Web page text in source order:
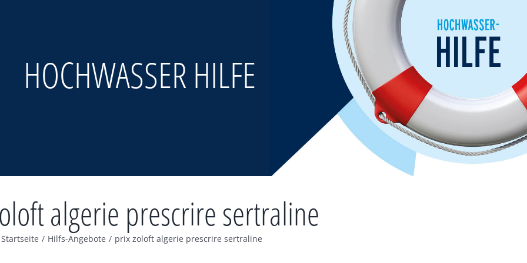
HOCHWASSER HILFE
algerie prescrire sertraline
Startseite / Hilfs-Angebote / prix zoloft algerie prescrire sertraline